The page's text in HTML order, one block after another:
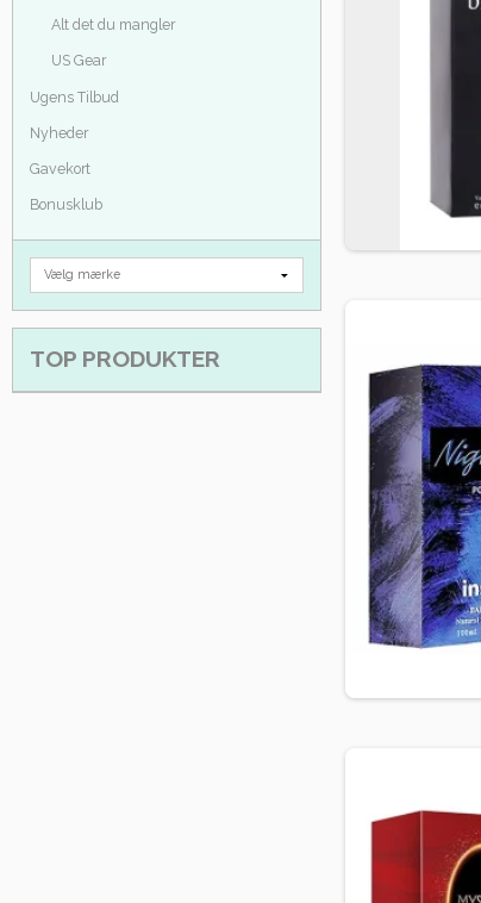
Alt det du mangler
US Gear
Ugens Tilbud
Nyheder
Gavekort
Bonusklub
TOP PRODUKTER